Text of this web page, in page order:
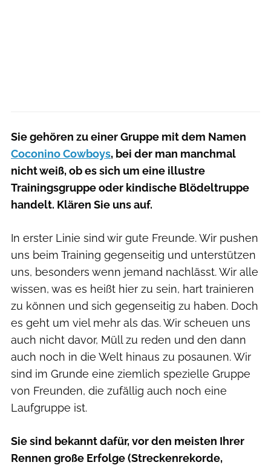
Sie gehören zu einer Gruppe mit dem Namen
Coconino Cowboys, bei der man manchmal
nicht weiß, ob es sich um eine illustre
Trainingsgruppe oder kindische Blödeltruppe
handelt. Klären Sie uns auf.
In erster Linie sind wir gute Freunde. Wir pushen
uns beim Training gegenseitig und unterstützen
uns, besonders wenn jemand nachlässt. Wir alle
wissen, was es heißt hier zu sein, hart trainieren
zu können und sich gegenseitig zu haben. Doch
es geht um viel mehr als das. Wir scheuen uns
auch nicht davor, Müll zu reden und den dann
auch noch in die Welt hinaus zu posaunen. Wir
sind im Grunde eine ziemlich spezielle Gruppe
von Freunden, die zufällig auch noch eine
Laufgruppe ist.
Sie sind bekannt dafür, vor den meisten Ihrer
Rennen große Erfolge (Streckenrekorde,